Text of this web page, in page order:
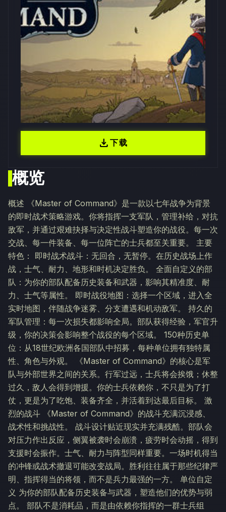
概览
概述 《Master of Command》是一款以七年战争为背景
的即时战术策略游戏。你将指挥一支军队，管理补给，对抗
敌军，并通过艰难抉择与决定性战斗塑造你的战役。每一次
交战、每一件装备、每一位阵亡的士兵都至关重要。 主要
特色： 即时战术战斗：无回合，无暂停。在历史战场上作
战，士气、耐力、地形和时机决定胜负。 全面自定义的部
队：为你的部队配备历史装备和武器，影响其精准度、耐
力、士气等属性。 即时战役地图：选择一个区域，进入全
实时地图，伴随战争迷雾、分支遭遇和机动敌军。 持久的
军队管理：每一次损失都影响全局。部队获得经验，军官升
级，你的决策会影响整个战役的每个区域。 150种历史单
位：从18世纪欧洲各国部队中招募，每种单位拥有独特属
性、角色与外观。 《Master of Command》的核心是军
队与外部世界之间的关系。行军过远，士兵将会挨饿；休整
过久，敌人会得到增援。你的士兵依赖你，不只是为了打
仗，更是为了吃饱、装备齐全，并活着到达最后目标。 激
烈的战斗 《Master of Command》的战斗充满沉浸感、
战术性和挑战性。 战斗设计贴近现实并充满残酷。部队会
对压力作出反应，侧翼被袭时会崩溃，疲劳时会动摇，得到
支援时会振作。士气、耐力与阵型同样重要。一场时机得当
的冲锋或战术撤退可能改变战局。胜利往往属于那些纪律严
明、指挥得当的将领，而不是兵力最强的一方。 单位自定
义 为你的部队配备历史装备与武器，塑造他们的优势与弱
点。 部队不是消耗品，而是由依赖你指挥的一群士兵组
download下载